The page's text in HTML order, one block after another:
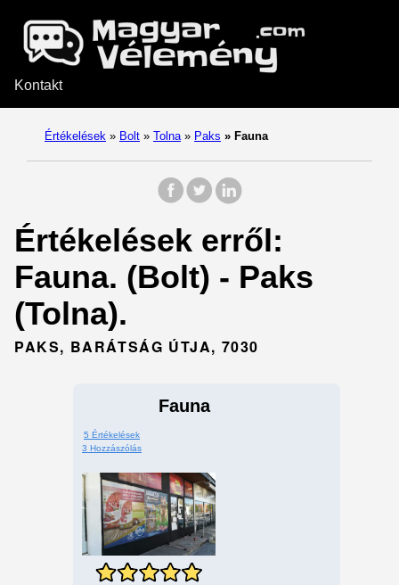
Kontakt
Értékelések » Bolt » Tolna » Paks » Fauna
Értékelések erről:
Fauna. (Bolt) - Paks
(Tolna).
PAKS, BARÁTSÁG ÚTJA, 7030
Fauna
5 Értékelések
3 Hozzászólás